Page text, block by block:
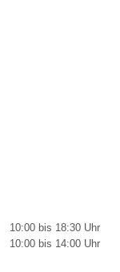
10:00 bis 18:30 Uhr
10:00 bis 14:00 Uhr